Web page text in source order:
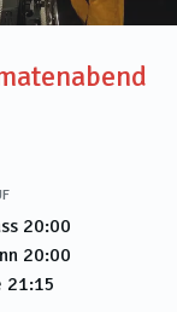
20:00
20:00
21:15